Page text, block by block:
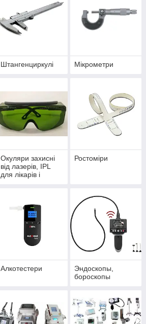
Штангенциркулі Мікрометри
Окуляри захисні
від лазерів, IPL
для лікарів і
Ростоміри
Алкотестери
Эндоскопы,
бороскопы